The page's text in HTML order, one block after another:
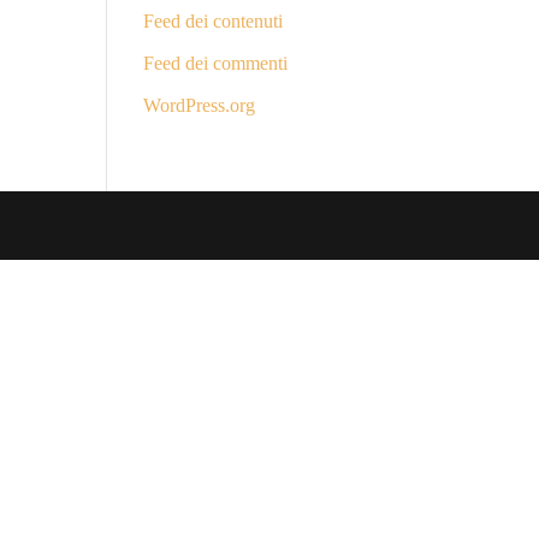
Feed dei contenuti
Feed dei commenti
WordPress.org